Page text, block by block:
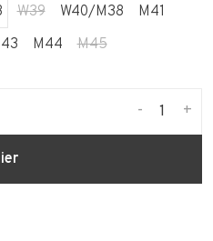
W39 W40/M38
M41
M44 M45
+
-